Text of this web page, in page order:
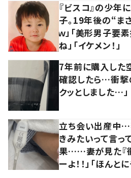
『ビスコ』の少年
子。19年後の“ま
ｗ」「美形男子要
ね」「イケメン！」
7年前に購入し
確認したら…衝撃
クッとしました…」
立ち会い出産中…
きみたいって言っ
果……妻が見た『
ーよ！！」「ほんと